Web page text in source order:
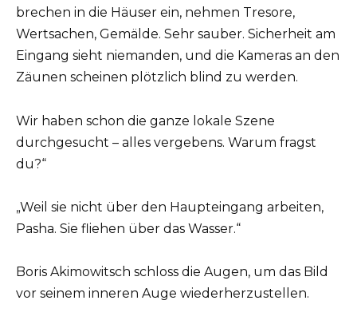
brechen in die Häuser ein, nehmen Tresore,
Wertsachen, Gemälde. Sehr sauber. Sicherheit am
Eingang sieht niemanden, und die Kameras an den
Zäunen scheinen plötzlich blind zu werden.
Wir haben schon die ganze lokale Szene
durchgesucht – alles vergebens. Warum fragst
du?“
„Weil sie nicht über den Haupteingang arbeiten,
Pasha. Sie fliehen über das Wasser.“
Boris Akimowitsch schloss die Augen, um das Bild
vor seinem inneren Auge wiederherzustellen.